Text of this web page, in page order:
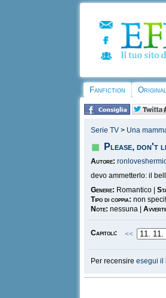
Fanfiction
Serie TV > Una
Please, don't
Autore:
devo ammetterlo: il
Genere: Romantico |
Tipo di coppia: non
Note: nessuna |
Capitoli: <<
Per recensireesegui il